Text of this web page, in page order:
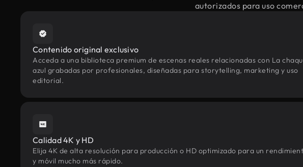
autorizados para uso
Contenido original exclusivo
Acceda a una biblioteca premium de escenas reales relacionadas con La
azul grabadas por profesionales, diseñadas para storytelling, marketing y uso
editorial.
Calidad 4K y HD
Elija 4K de alta resolución para producción o HD optimizado para un
y móvil mucho más rápido.